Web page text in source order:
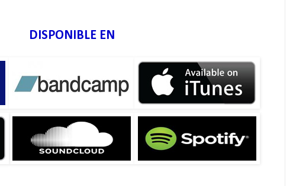
DISPONIBLE EN